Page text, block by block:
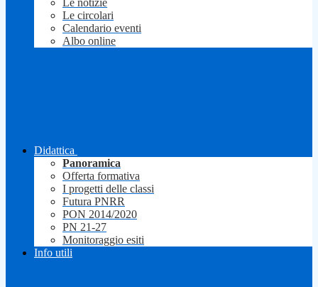
Le notizie
Le circolari
Calendario eventi
Albo online
Didattica
Panoramica
Offerta formativa
I progetti delle classi
Futura PNRR
PON 2014/2020
PN 21-27
Monitoraggio esiti
Info utili